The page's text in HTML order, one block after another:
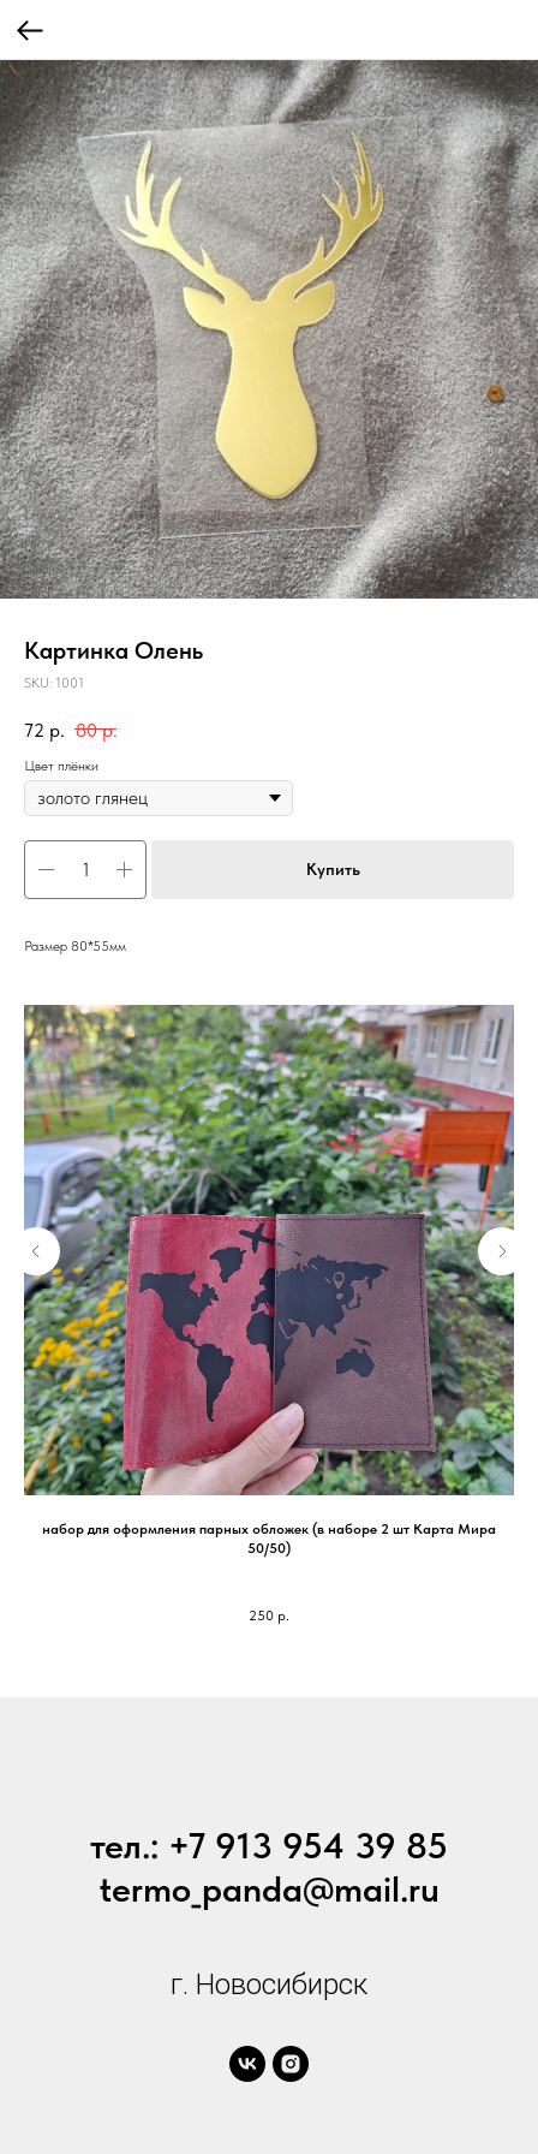
Картинка Олень
SKU: 1001
72 р. 80 р.
Цвет плёнки
Купить
Размер 80*55мм
набор для оформления парных обложек (в наборе 2 шт Карта Мира
50/50)
250 р.
тел.: +7 913 954 39 85
termo_panda@mail.ru
г. Новосибирск